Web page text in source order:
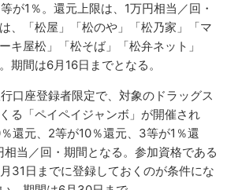
が1％。還元上限は、1万円相当／回・
、「松屋」「松のや」「松乃家」「マ
キ屋松」「松そば」「松弁ネット」
期間は6月16日までとなる。
口座登録者限定で、対象のドラッグス
る「ペイペイジャンボ」が開催され
還元、2等が10％還元、3等が1％還
相当／回・期間となる。参加資格である
31日までに登録しておくのが条件にな